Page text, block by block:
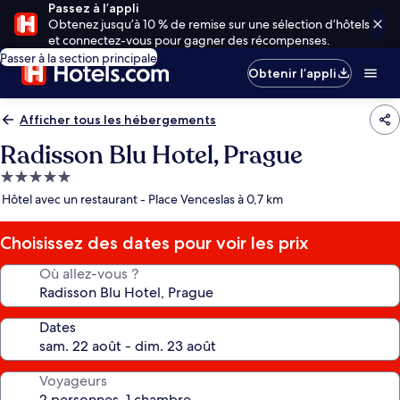
Passez à l’appli
Obtenez jusqu’à 10 % de remise sur une sélection d’hôtels
et connectez-vous pour gagner des récompenses.
Passer à la section principale
Obtenir l’appli
Afficher tous les hébergements
Radisson Blu Hotel, Prague
Hébergement
5.0 étoiles
Hôtel avec un restaurant - Place Venceslas à 0,7 km
Choisissez des dates pour voir les prix
Où allez-vous ?
Dates
Voyageurs